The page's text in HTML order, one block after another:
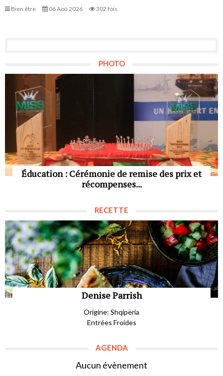
Bien être 06 Aoû 2026 302 fois
PHOTO
Éducation : Cérémonie de remise des prix et
récompenses...
RECETTE
Denise Parrish
Origine: Shqipëria
Entrées Froides
AGENDA
Aucun évènement